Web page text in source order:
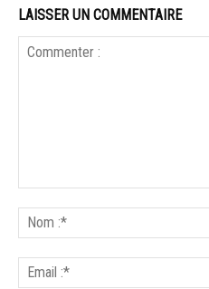
LAISSER UN COMMENTAIRE